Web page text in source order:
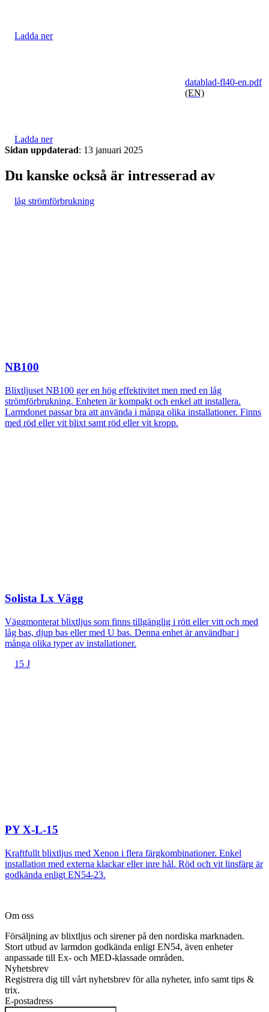
Ladda ner
datablad-fl40-en.pdf
(EN)
Ladda ner
Sidan uppdaterad: 13 januari 2025
Du kanske också är intresserad av
låg strömförbrukning
NB100
Blixtljuset NB100 ger en hög effektivitet men med en låg
strömförbrukning. Enheten är kompakt och enkel att installera.
Larmdonet passar bra att använda i många olika installationer. Finns
med röd eller vit blixt samt röd eller vit kropp.
Solista Lx Vägg
Väggmonterat blixtljus som finns tillgänglig i rött eller vitt och med
låg bas, djup bas eller med U bas. Denna enhet är användbar i
många olika typer av installationer.
15 J
PY X-L-15
Kraftfullt blixtljus med Xenon i flera färgkombinationer. Enkel
installation med externa klackar eller inre hål. Röd och vit linsfärg är
godkända enligt EN54-23.
Om oss
Försäljning av blixtljus och sirener på den nordiska marknaden.
Stort utbud av larmdon godkända enligt EN54, även enheter
anpassade till Ex- och MED-klassade områden.
Nyhetsbrev
Registrera dig till vårt nyhetsbrev för alla nyheter, info samt tips &
trix.
E-postadress